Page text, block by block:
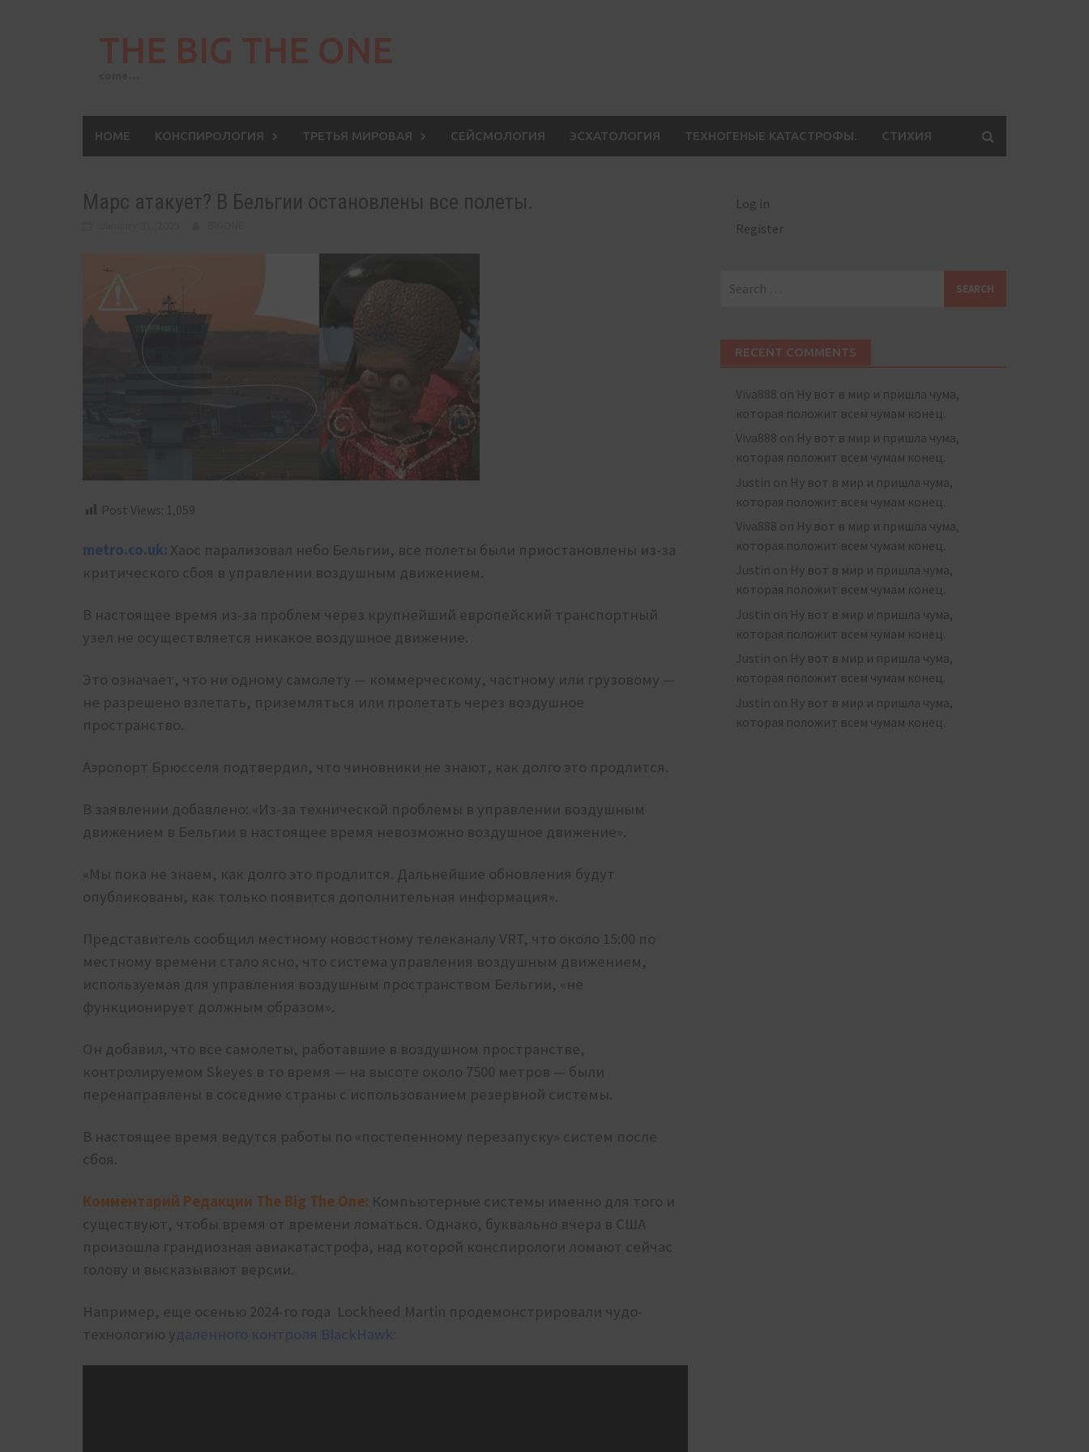
THE BIG THE ONE
HOME КОНСПИРОЛОГИЯ ТРЕТЬЯ МИРОВАЯ СЕЙСМОЛОГИЯ ЭСХАТОЛОГИЯ ТЕХНОГЕНЫЕ КАТАСТРОФЫ. СТИХИЯ
Марс атакует? В Бельгии остановлены все полеты.
Post Views: 1,059
metro.co.uk: Хаос парализовал небо Бельгии, все полеты были приостановлены из-за
критического сбоя в управлении воздушным движением.
В настоящее время из-за проблем через крупнейший европейский транспортный
узел не осуществляется никакое воздушное движение.
Это означает, что ни одному самолету — коммерческому, частному или грузовому —
не разрешено взлетать, приземляться или пролетать через воздушное
пространство.
Аэропорт Брюсселя подтвердил, что чиновники не знают, как долго это продлится.
В заявлении добавлено: «Из-за технической проблемы в управлении воздушным
движением в Бельгии в настоящее время невозможно воздушное движение».
«Мы пока не знаем, как долго это продлится. Дальнейшие обновления будут
опубликованы, как только появится дополнительная информация».
Представитель сообщил местному новостному телеканалу VRT, что около 15:00 по
местному времени стало ясно, что система управления воздушным движением,
используемая для управления воздушным пространством Бельгии, «не
функционирует должным образом».
Он добавил, что все самолеты, работавшие в воздушном пространстве,
контролируемом Skeyes в то время — на высоте около 7500 метров — были
перенаправлены в соседние страны с использованием резервной системы.
В настоящее время ведутся работы по «постепенному перезапуску» систем после
сбоя.
Комментарий Редакции The Big The One: Компьютерные системы именно для того и
существуют, чтобы время от времени ломаться. Однако, буквально вчера в США
произошла грандиозная авиакатастрофа, над которой конспирологи ломают сейчас
голову и высказывают версии.
Например, еще осенью 2024-го года Lockheed Martin продемонстрировали чудо-
технологию удаленного контроля BlackHawk:
Log in
Register
for:
RECENT COMMENTS
Viva888 on Ну вот в мир и пришла чума,
которая положит всем чумам конец.
Viva888 on Ну вот в мир и пришла чума,
которая положит всем чумам конец.
Justin on Ну вот в мир и пришла чума,
которая положит всем чумам конец.
Viva888 on Ну вот в мир и пришла чума,
которая положит всем чумам конец.
Justin on Ну вот в мир и пришла чума,
которая положит всем чумам конец.
Justin on Ну вот в мир и пришла чума,
которая положит всем чумам конец.
Justin on Ну вот в мир и пришла чума,
которая положит всем чумам конец.
Justin on Ну вот в мир и пришла чума,
которая положит всем чумам конец.